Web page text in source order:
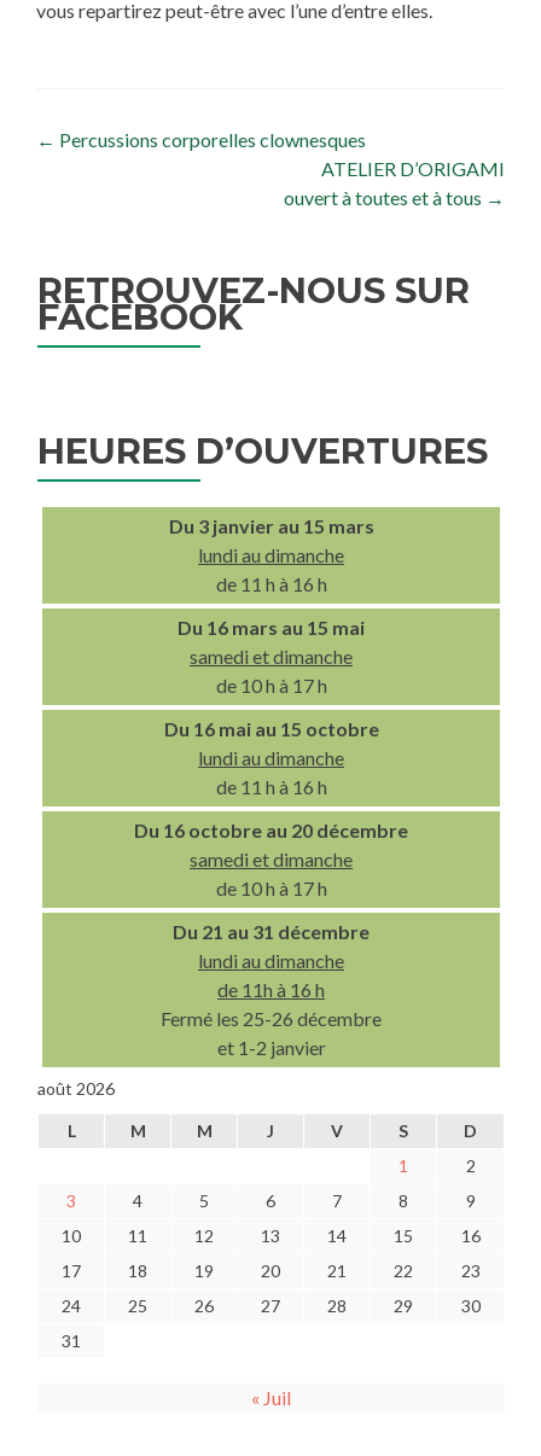
vous repartirez peut-être avec l’une d’entre elles.
Navigation de l’article
← Percussions corporelles clownesques
ATELIER D’ORIGAMI
ouvert à toutes et à tous →
RETROUVEZ-NOUS SUR
FACEBOOK
HEURES D’OUVERTURES
Du 3 janvier au 15 mars
lundi au dimanche
de 11 h à 16 h
Du 16 mars au 15 mai
samedi et dimanche
de 10 h à 17 h
Du 16 mai au 15 octobre
lundi au dimanche
de 11 h à 16 h
Du 16 octobre au 20 décembre
samedi et dimanche
de 10 h à 17 h
Du 21 au 31 décembre
lundi au dimanche
de 11h à 16 h
Fermé les 25-26 décembre
et 1-2 janvier
août 2026
L M M J V S
D
1
2
3
4 5 6 7 8
9
10
11 12 13 14 15
16
17
18 19 20 21 22
23
24
25 26 27 28 29
30
31
« Juil